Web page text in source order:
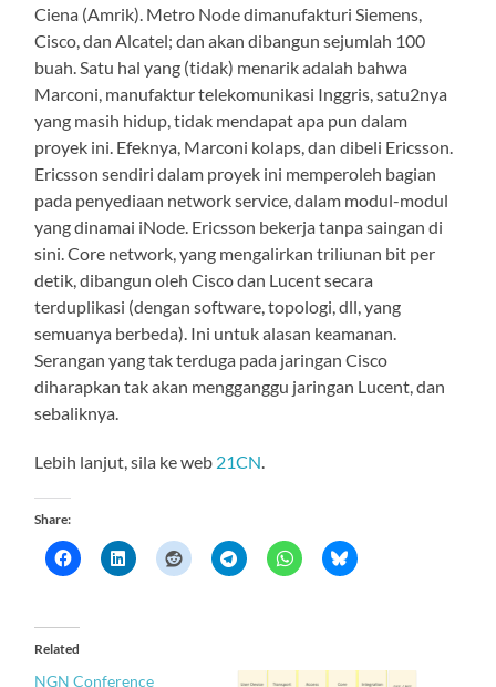
Ciena (Amrik). Metro Node dimanufakturi Siemens,
Cisco, dan Alcatel; dan akan dibangun sejumlah 100
buah. Satu hal yang (tidak) menarik adalah bahwa
Marconi, manufaktur telekomunikasi Inggris, satu2nya
yang masih hidup, tidak mendapat apa pun dalam
proyek ini. Efeknya, Marconi kolaps, dan dibeli Ericsson.
Ericsson sendiri dalam proyek ini memperoleh bagian
pada penyediaan network service, dalam modul-modul
yang dinamai iNode. Ericsson bekerja tanpa saingan di
sini. Core network, yang mengalirkan triliunan bit per
detik, dibangun oleh Cisco dan Lucent secara
terduplikasi (dengan software, topologi, dll, yang
semuanya berbeda). Ini untuk alasan keamanan.
Serangan yang tak terduga pada jaringan Cisco
diharapkan tak akan mengganggu jaringan Lucent, dan
sebaliknya.
Lebih lanjut, sila ke web 21CN.
Share:
Related
NGN Conference